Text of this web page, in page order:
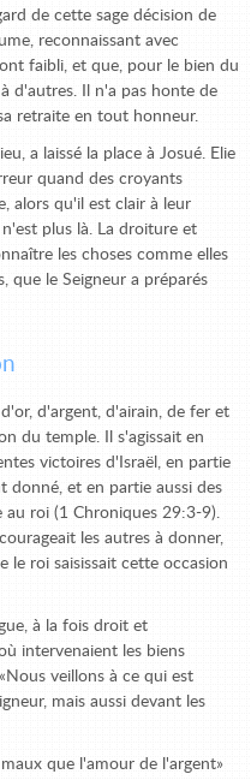
de cette sage décision de
reconnaissant avec
faibli, et que, pour le bien du
d'autres. Il n'a pas honte de
retraite en tout honneur.
a laissé la place à Josué. Elie
quand des croyants
alors qu'il est clair à leur
plus là. La droiture et
les choses comme elles
que le Seigneur a préparés
d'argent, d'airain, de fer et
du temple. Il s'agissait en
victoires d'Israël, en partie
donné, et en partie aussi des
au roi (1 Chroniques 29:3-9).
les autres à donner,
le roi saisissait cette occasion
à la fois droit et
intervenaient les biens
veillons à ce qui est
mais aussi devant les
que l'amour de l'argent»